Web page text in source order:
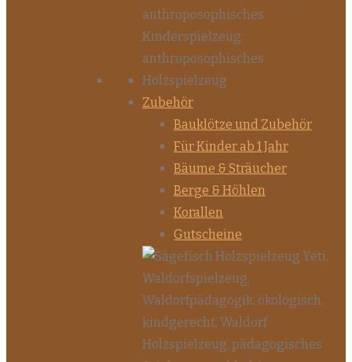
Zubehör
Bauklötze und Zubehör
Für Kinder ab 1 Jahr
Bäume & Sträucher
Berge & Höhlen
Korallen
Gutscheine